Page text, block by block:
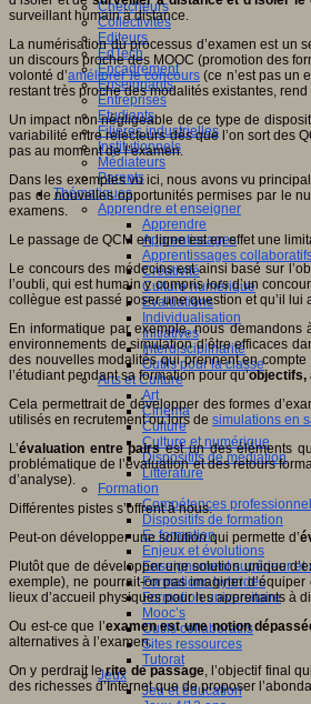
Chercheurs
Collectivités
Editeurs
EdTech
Encadrement
Enseignants
Entreprises
Etudiants
Filières industrielles
Institutionnels
Médiateurs
Parents
Thématiques
Apprendre et enseigner
Apprendre
Apprentissages
Apprentissages
Créativité
Culture numérique
Evaluations
Individualisation
Initiatives
Interdisciplinarité
Outils pour la classe
Arts et Culture
Art
Cinéma
Culture
Culture et numérique
Dispositifs de médiation
Littérature
Formation
Compétences
Dispositifs de formation
E- formation
Enjeux et évolutions
Enseignement supérieur et
Formations hybrides
Formation universitaire
Mooc’s
Outils collaboratifs
Sites ressources
Tutorat
Jeux
Jeu et éducation
surveillant humain à distance.
La numérisation du processus d’examen est un
un discours proche des MOOC (promotion des
volonté d’améliorer le concours(ce n’est pas un
restant très proche des modalités existantes,
Un impact non négligeable de ce type de
variabilité entre relecteurs dès que l’on sort des
pas au moment de l’examen.
Dans les exemples vu ici, nous avons vu
pas de nouvelles opportunités permises par le
examens.
Le passage de QCM en ligne est en effet une
Le concours des médecins est ainsi basé sur
l’oubli, qui est humain y compris lors d’un
collègue est passé poser une question et qu’il
En informatique par exemple, nous
environnements de simulation d’être efficaces
des nouvelles modalités qui prennent en
l’étudiant pendant sa formation pour qu’objectifs,
Cela permettrait de développer des formes
utilisés en recrutement ou lors de simulations en
L’évaluation entre pairsest un des éléments
problématique de l’évaluation et des retours
d’analyse).
Différentes pistes s’offrent à nous.
Peut-on développer une solution qui permette d’
Plutôt que de développer une solution unique
exemple), ne pourrait-on pas imaginer d’équiper
lieux d’accueil physiques pour les apprenants à
Ou est-ce que l’examen est une notion
alternatives à l’examen.
On y perdrait lerite de passage, l’objectif final
des richesses d’Internet que de proposer